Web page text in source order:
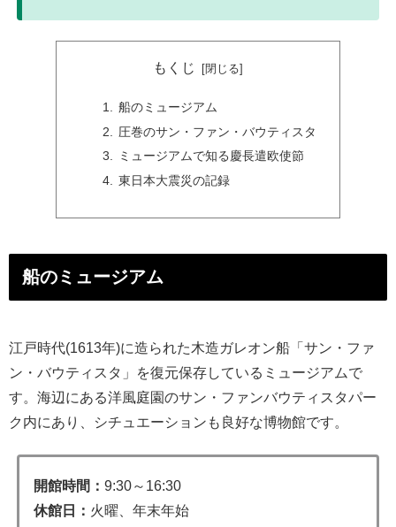
もくじ
船のミュージアム
圧巻のサン・ファン・バウティスタ
ミュージアムで知る慶長遣欧使節
東日本大震災の記録
船のミュージアム
江戸時代(1613年)に造られた木造ガレオン船「サン・ファ
ン・バウティスタ」を復元保存しているミュージアムで
す。海辺にある洋風庭園のサン・ファンバウティスタパー
ク内にあり、シチュエーションも良好な博物館です。
開館時間： 9:30～16:30
休館日： 火曜、年末年始